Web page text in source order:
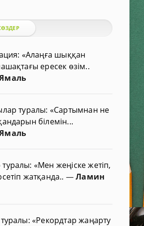
«Алаңға шыққан
ересек өзім..
туралы: «Сартымнан не
білемін...
«Мен жеңіске жетіп,
жатқанда.. —Ламин
«Рекордтар жаңарту